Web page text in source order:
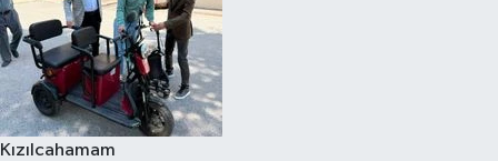
Kızılcahamam
Yaşam-Çevre